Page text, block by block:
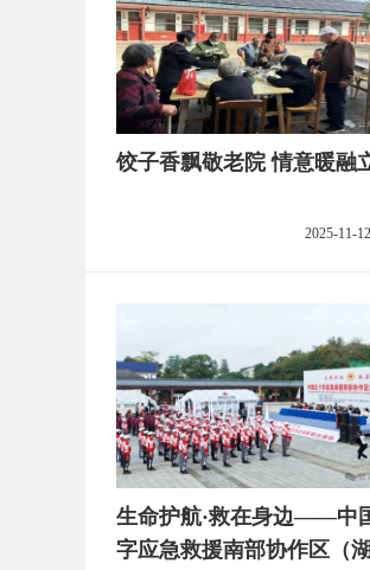
饺子香飘敬老院 情意暖融
2025-11-
生命护航·救在身边——中
字应急救援南部协作区（